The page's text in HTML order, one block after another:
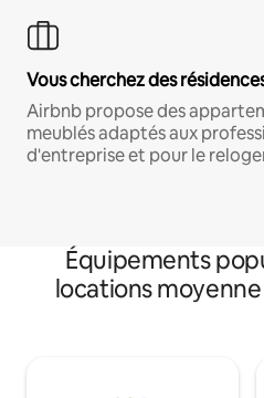
Vous cherchez des
Airbnb propose des
meublés adaptés aux
d'entreprise et pour le
Équipements
locations